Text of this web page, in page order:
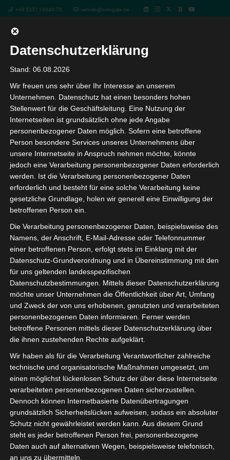
+49 5251 18040-70 vertrieb@octogate.de
Vertrieb von OctoGate IT-
Schullösungen – Das Webinar
für Fachhändler
« Alle Veranstaltungen
Diese Veranstaltung hat bereits stattgefunden.
Vertrieb von OctoGate IT-
Schullösungen – Das Webinar für
Fachhändler
7. Dezember 2022 13:00-14:00
Onboarding für neue Fachhändler – In diesem Webinar
bespricht und diskutiert unser Geschäftsführer Herr
Menne mit den Teilnehmern fachhändlerspezifische
Philosophie.
Der Vortrag dauert 30 Minuten. Anschließend haben Sie
ausreichend Zeit um Fragen zu stellen oder sich an
Diskussionen zu beteiligen. Im Nachgang der
Veranstaltung erhalten Sie einen persönlichen
Teilnahmenachweis, in Form eines druckbaren PDF-
Dokuments, von uns.
Datenschutzerklärung
Stand: 06.08.2026
Wir freuen uns sehr über Ihr Interesse an unserem
Unternehmen. Datenschutz hat einen besonders hohen
Stellenwert für die Geschäftsleitung. Eine Nutzung der
Internetseiten ist grundsätzlich ohne jede Angabe
personenbezogener Daten möglich. Sofern eine betroffene
Person besondere Services unseres Unternehmens über
unsere Internetseite in Anspruch nehmen möchte, könnte
jedoch eine Verarbeitung personenbezogener Daten erforderlich
werden. Ist die Verarbeitung personenbezogener Daten
erforderlich und besteht für eine solche Verarbeitung keine
gesetzliche Grundlage, holen wir generell eine Einwilligung der
betroffenen Person ein.
Die Verarbeitung personenbezogener Daten, beispielsweise des
Namens, der Anschrift, E-Mail-Adresse oder Telefonnummer
einer betroffenen Person, erfolgt stets im Einklang mit der
Datenschutz-Grundverordnung und in Übereinstimmung mit den
für uns geltenden landesspezifischen
Datenschutzbestimmungen. Mittels dieser Datenschutzerklärung
möchte unser Unternehmen die Öffentlichkeit über Art, Umfang
und Zweck der von uns erhobenen, genutzten und verarbeiteten
personenbezogenen Daten informieren. Ferner werden
betroffene Personen mittels dieser Datenschutzerklärung über
die ihnen zustehenden Rechte aufgeklärt.
Wir haben als für die Verarbeitung Verantwortlicher zahlreiche
technische und organisatorische Maßnahmen umgesetzt, um
einen möglichst lückenlosen Schutz der über diese Internetseite
verarbeiteten personenbezogenen Daten sicherzustellen.
Dennoch können Internetbasierte Datenübertragungen
grundsätzlich Sicherheitslücken aufweisen, sodass ein absoluter
Schutz nicht gewährleistet werden kann. Aus diesem Grund
steht es jeder betroffenen Person frei, personenbezogene
Daten auch auf alternativen Wegen, beispielsweise telefonisch,
an uns zu übermitteln.